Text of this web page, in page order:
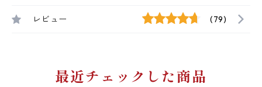
レビュー (79)
最近チェックした商品